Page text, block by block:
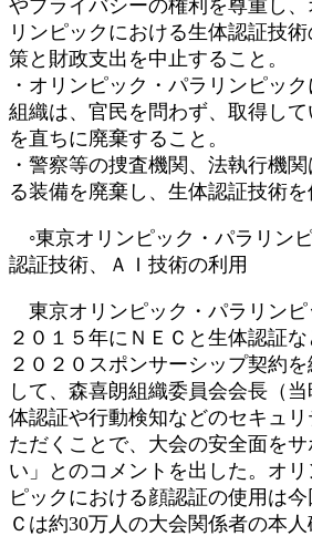
やプライバシーの権利を尊重し
リンピックにおける生体認証技
策と財政支出を中止すること。
・オリンピック・パラリンピッ
組織は、官民を問わず、取得し
を直ちに廃棄すること。
・警察等の捜査機関、法執行機
る装備を廃棄し、生体認証技術を
◦東京オリンピック・パラリン
認証技術、ＡＩ技術の利用
東京オリンピック・パラリンピ
２０１５年にＮＥＣと生体認証
２０２０スポンサーシップ契約
して、森喜朗組織委員会会長（
体認証や行動検知などのセキュ
ただくことで、大会の安全面を
い」とのコメントを出した。オ
ピックにおける顔認証の使用は
Ｃは約30万人の大会関係者の本